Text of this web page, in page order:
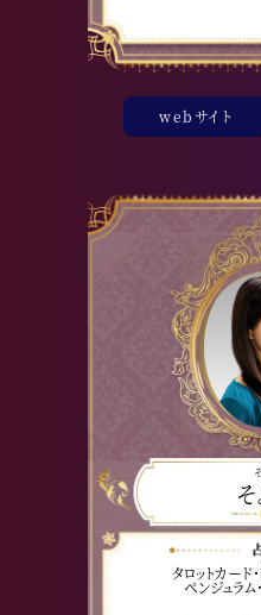
webサイト
タロットカード
ペンジュラム